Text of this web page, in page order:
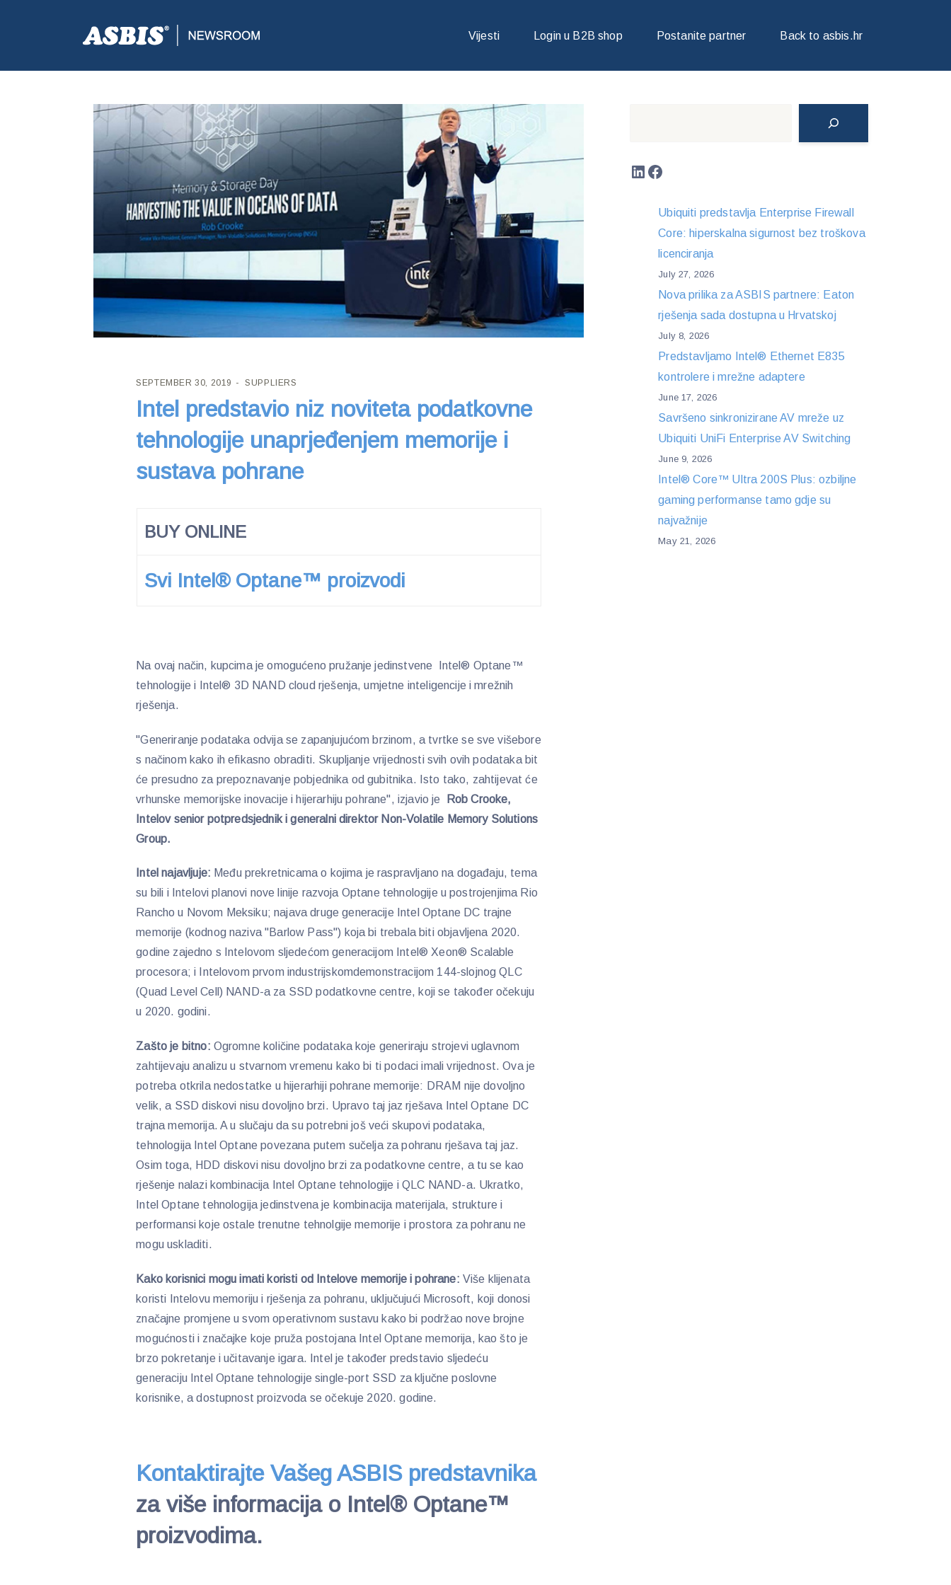
Vijesti Login u B2B shop Postanite partner Back to asbis.hr
ASBIS CROATIA>SUPPLIERS> INTEL PREDSTAVIO NIZ NOVITETA PODATKOVNE TEHNOLOGIJE UNAPRJEĐENJEM MEMORIJE I SUSTAVA POHRANE
SEPTEMBER 30, 2019 SUPPLIERS
Intel predstavio niz noviteta podatkovne
tehnologije unaprjeđenjem memorije i
sustava pohrane
BUY ONLINE
Svi Intel® Optane™ proizvodi
Na ovaj način, kupcima je omogućeno pružanje jedinstvene Intel® Optane™
tehnologije i Intel® 3D NAND cloud rješenja, umjetne inteligencije i mrežnih
rješenja.
"Generiranje podataka odvija se zapanjujućom brzinom, a tvrtke se sve višebore
s načinom kako ih efikasno obraditi. Skupljanje vrijednosti svih ovih podataka bit
će presudno za prepoznavanje pobjednika od gubitnika. Isto tako, zahtijevat će
vrhunske memorijske inovacije i hijerarhiju pohrane", izjavio je
Rob Crooke,
Intelov senior potpredsjednik i generalni direktor Non-Volatile Memory Solutions
Group.
Intel najavljuje: Među prekretnicama o kojima je raspravljano na događaju, tema
su bili i Intelovi planovi nove linije razvoja Optane tehnologije u postrojenjima Rio
Rancho u Novom Meksiku; najava druge generacije Intel Optane DC trajne
memorije (kodnog naziva "Barlow Pass") koja bi trebala biti objavljena 2020.
godine zajedno s Intelovom sljedećom generacijom Intel® Xeon® Scalable
procesora; i Intelovom prvom industrijskomdemonstracijom 144-slojnog QLC
(Quad Level Cell) NAND-a za SSD podatkovne centre, koji se također očekuju
u 2020. godini.
Zašto je bitno: Ogromne količine podataka koje generiraju strojevi uglavnom
zahtijevaju analizu u stvarnom vremenu kako bi ti podaci imali vrijednost. Ova je
potreba otkrila nedostatke u hijerarhiji pohrane memorije: DRAM nije dovoljno
velik, a SSD diskovi nisu dovoljno brzi. Upravo taj jaz rješava Intel Optane DC
trajna memorija. A u slučaju da su potrebni još veći skupovi podataka,
tehnologija Intel Optane povezana putem sučelja za pohranu rješava taj jaz.
Osim toga, HDD diskovi nisu dovoljno brzi za podatkovne centre, a tu se kao
rješenje nalazi kombinacija Intel Optane tehnologije i QLC NAND-a. Ukratko,
Intel Optane tehnologija jedinstvena je kombinacija materijala, strukture i
performansi koje ostale trenutne tehnolgije memorije i prostora za pohranu ne
mogu uskladiti.
Kako korisnici mogu imati koristi od Intelove memorije i pohrane: Više klijenata
koristi Intelovu memoriju i rješenja za pohranu, uključujući Microsoft, koji donosi
značajne promjene u svom operativnom sustavu kako bi podržao nove brojne
mogućnosti i značajke koje pruža postojana Intel Optane memorija, kao što je
brzo pokretanje i učitavanje igara. Intel je također predstavio sljedeću
generaciju Intel Optane tehnologije single-port SSD za ključne poslovne
korisnike, a dostupnost proizvoda se očekuje 2020. godine.
Kontaktirajte Vašeg ASBIS predstavnika
za više informacija o Intel® Optane™
proizvodima.
LinkedIn
Facebook
Ubiquiti predstavlja Enterprise Firewall
Core: hiperskalna sigurnost bez troškova
licenciranja
July 27, 2026
Nova prilika za ASBIS partnere: Eaton
rješenja sada dostupna u Hrvatskoj
July 8, 2026
Predstavljamo Intel® Ethernet E835
kontrolere i mrežne adaptere
June 17, 2026
Savršeno sinkronizirane AV mreže uz
Ubiquiti UniFi Enterprise AV Switching
June 9, 2026
Intel® Core™ Ultra 200S Plus: ozbiljne
gaming performanse tamo gdje su
najvažnije
May 21, 2026